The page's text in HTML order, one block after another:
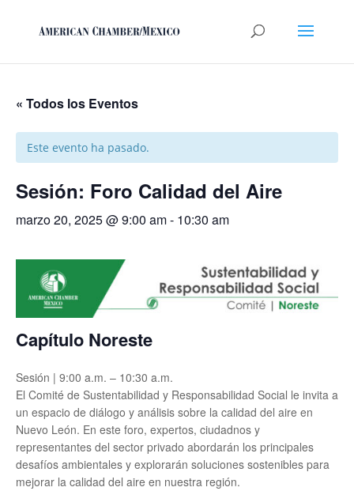
« Todos los Eventos
Este evento ha pasado.
Sesión: Foro Calidad del Aire
marzo 20, 2025 @ 9:00 am- 10:30 am
Capítulo Noreste
Sesión | 9:00 a.m. – 10:30 a.m.
El Comité de Sustentabilidad y Responsabilidad Social le invita a
un espacio de diálogo y análisis sobre la calidad del aire en
Nuevo León. En este foro, expertos, ciudadnos y
representantes del sector privado abordarán los principales
desafíos ambientales y explorarán soluciones sostenibles para
mejorar la calidad del aire en nuestra región.